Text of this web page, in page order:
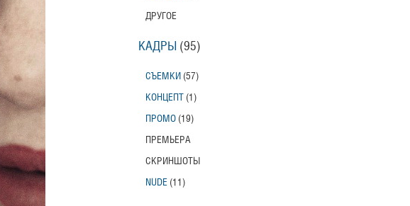
ДРУГОЕ
КАДРЫ (95)
СЪЕМКИ (57)
КОНЦЕПТ (1)
ПРОМО (19)
ПРЕМЬЕРА
СКРИНШОТЫ
NUDE (11)